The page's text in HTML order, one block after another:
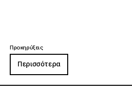
Προκηρύξεις
Περισσότερα